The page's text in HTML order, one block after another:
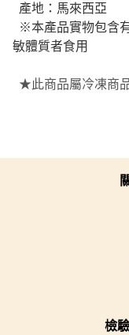
產地：馬來西亞
※本產品實物包含
敏體質者食用
★此商品屬冷凍商
檢